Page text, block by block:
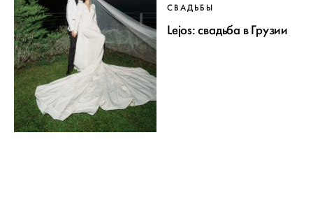
СВАДЬБЫ
Lejos: свадьба в Грузии